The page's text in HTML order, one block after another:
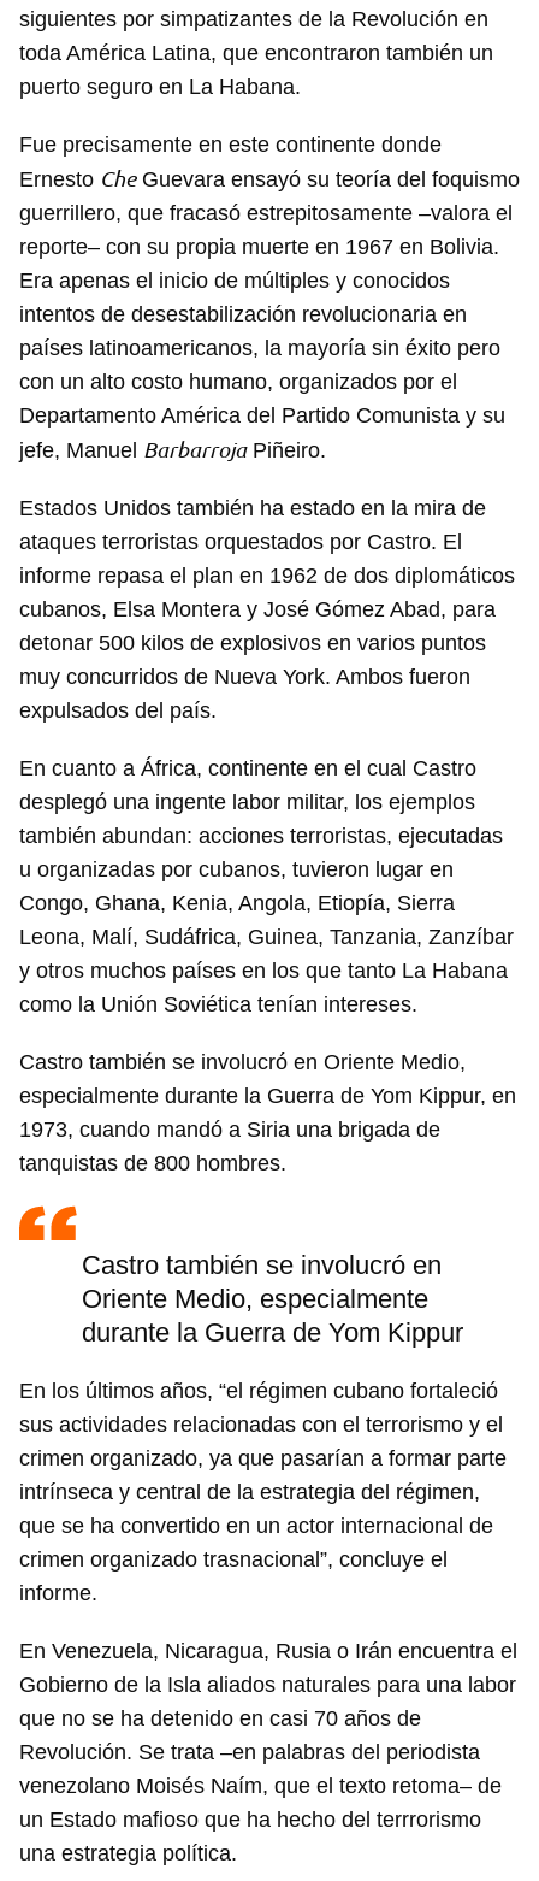
Guardar como favorito
Para poder guardar como favorito, primero has de
iniciar sesión con tu cuenta de 14ymedio.
INICIAR SESIÓN CANCELAR
siguientes por simpatizantes de la Revolución en
toda América Latina, que encontraron también un
puerto seguro en La Habana.
Fue precisamente en este continente donde
Ernesto CheGuevara ensayó su teoría del foquismo
guerrillero, que fracasó estrepitosamente –valora el
reporte– con su propia muerte en 1967 en Bolivia.
Era apenas el inicio de múltiples y conocidos
intentos de desestabilización revolucionaria en
países latinoamericanos, la mayoría sin éxito pero
con un alto costo humano, organizados por el
Departamento América del Partido Comunista y su
jefe, Manuel BarbarrojaPiñeiro.
Estados Unidos también ha estado en la mira de
ataques terroristas orquestados por Castro. El
informe repasa el plan en 1962 de dos diplomáticos
cubanos, Elsa Montera y José Gómez Abad, para
detonar 500 kilos de explosivos en varios puntos
muy concurridos de Nueva York. Ambos fueron
expulsados del país.
En cuanto a África, continente en el cual Castro
desplegó una ingente labor militar, los ejemplos
también abundan: acciones terroristas, ejecutadas
u organizadas por cubanos, tuvieron lugar en
Congo, Ghana, Kenia, Angola, Etiopía, Sierra
Leona, Malí, Sudáfrica, Guinea, Tanzania, Zanzíbar
y otros muchos países en los que tanto La Habana
como la Unión Soviética tenían intereses.
Castro también se involucró en Oriente Medio,
especialmente durante la Guerra de Yom Kippur, en
1973, cuando mandó a Siria una brigada de
tanquistas de 800 hombres.
Castro también se involucró en
Oriente Medio, especialmente
durante la Guerra de Yom Kippur
En los últimos años, “el régimen cubano fortaleció
sus actividades relacionadas con el terrorismo y el
crimen organizado, ya que pasarían a formar parte
intrínseca y central de la estrategia del régimen,
que se ha convertido en un actor internacional de
crimen organizado trasnacional”, concluye el
informe.
En Venezuela, Nicaragua, Rusia o Irán encuentra el
Gobierno de la Isla aliados naturales para una labor
que no se ha detenido en casi 70 años de
Revolución. Se trata –en palabras del periodista
venezolano Moisés Naím, que el texto retoma– de
un Estado mafioso que ha hecho del terrrorismo
una estrategia política.